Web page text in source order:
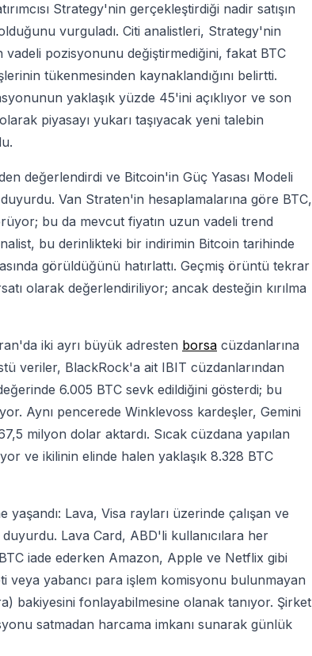
Strategy'nin gerçekleştirdiği nadir satışın
vurguladı. Citi analistleri, Strategy'nin
vadeli pozisyonunu değiştirmediğini, fakat BTC
tükenmesinden kaynaklandığını belirtti.
yaklaşık yüzde 45'ini açıklıyor ve son
piyasayı yukarı taşıyacak yeni talebin
değerlendirdi ve Bitcoin'in Güç Yasası Modeli
Van Straten'in hesaplamalarına göre BTC,
bu da mevcut fiyatın uzun vadeli trend
bu derinlikteki bir indirimin Bitcoin tarihinde
görüldüğünü hatırlattı. Geçmiş örüntü tekrar
olarak değerlendiriliyor; ancak desteğin kırılma
iki ayrı büyük adresten borsa cüzdanlarına
veriler, BlackRock'a ait IBIT cüzdanlarından
6.005 BTC sevk edildiğini gösterdi; bu
Aynı pencerede Winklevoss kardeşler, Gemini
milyon dolar aktardı. Sıcak cüzdana yapılan
ve ikilinin elinde halen yaklaşık 8.328 BTC
yaşandı: Lava, Visa rayları üzerinde çalışan ve
Lava Card, ABD'li kullanıcılara her
iade ederken Amazon, Apple ve Netflix gibi
veya yabancı para işlem komisyonu bulunmayan
bakiyesini fonlayabilmesine olanak tanıyor. Şirket
satmadan harcama imkanı sunarak günlük